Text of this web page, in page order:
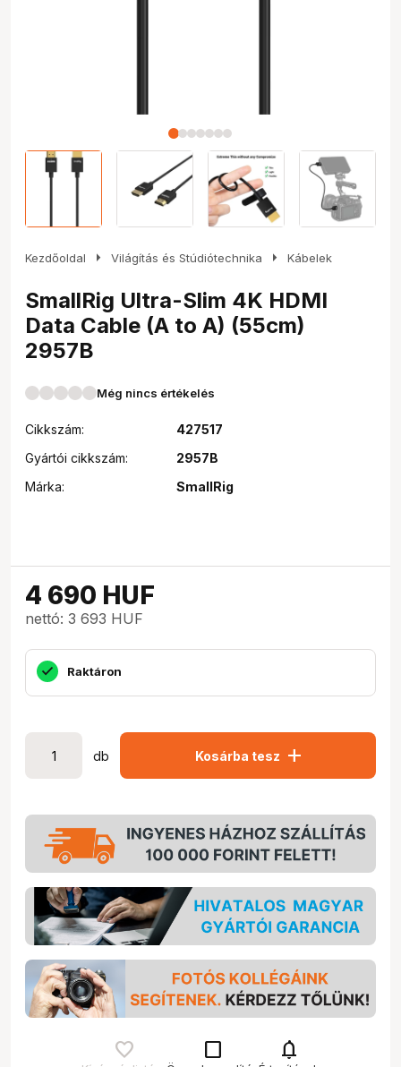
Kezdőoldal arrow_right Világítás és Stúdiótechnika arrow_right Kábelek
SmallRig Ultra-Slim 4K HDMI
Data Cable (A to A) (55cm)
2957B
Még nincs értékelés
Cikkszám:
427517
Gyártói cikkszám:
2957B
Márka:
SmallRig
4 690 HUF
nettó: 3 693 HUF
Raktáron
db Kosárba tesz add
check_box_outline_blank notifications